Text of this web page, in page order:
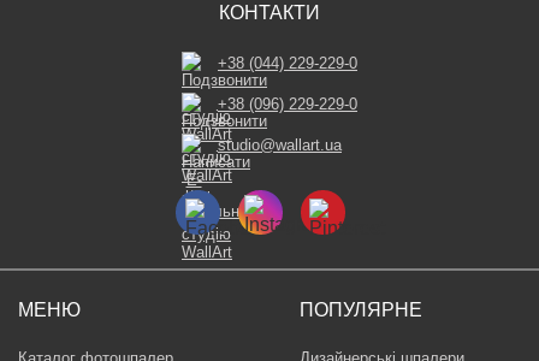
МЕНЮ ПОПУЛЯРНЕ
КОНТАКТИ
+38 (044) 229-229-0
+38 (096) 229-229-0
studio@wallart.ua